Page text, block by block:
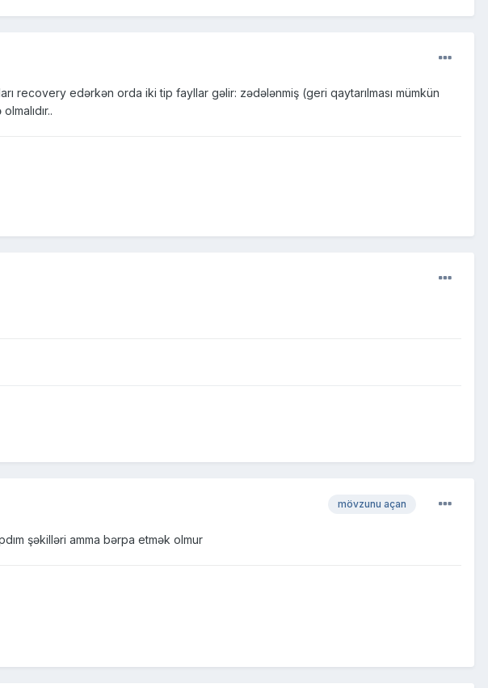
recovery edərkən orda iki tip fayllar gəlir: zədələnmiş (geri qaytarılması mümkün
mövzunu açan
şəkilləri amma bərpa etmək olmur